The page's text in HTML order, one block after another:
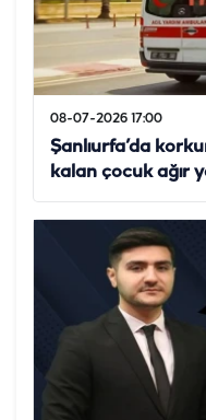
08-07-2026 17:00
Şanlıurfa’da
kalan çocuk ağır